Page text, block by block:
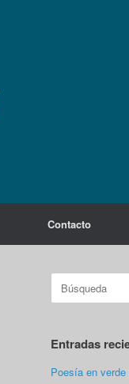
Contacto
Buscar:
Entradas
Poesía en verde